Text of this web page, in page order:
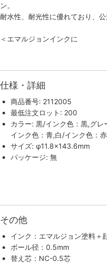
ン。
耐水性、耐光性に優れており、公
＜エマルジョンインクに
仕様・詳細
商品番号: 2112005
最低注文ロット: 200
カラー: 黒/インク色：黒,グ
インク色：青,白/インク色：赤
サイズ: φ11.8×143.6mm
パッケージ: 無
その他
インク：エマルジョン塗料＋
ボール径：0.5mm
替え芯：NC-0.5芯